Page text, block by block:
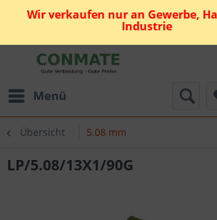
Wir verkaufen nur an Gewerbe,
Industrie
Menü
Übersicht 5.08 mm
LP/5.08/13X1/90G